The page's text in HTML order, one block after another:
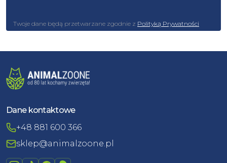
Twoje dane będą przetwarzane zgodnie z Polityką Prywatności
Dane kontaktowe
+48 881 600 366
sklep@animalzoone.pl